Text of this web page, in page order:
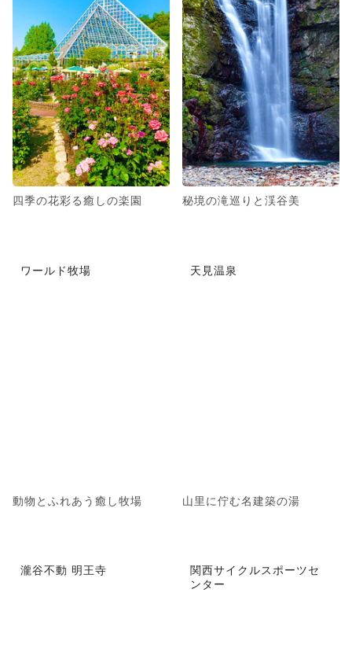
四季の花彩る癒しの楽園 秘境の滝巡りと渓谷美
ワールド牧場
動物とふれあう癒し牧場
天見温泉
山里に佇む名建築の湯
瀧谷不動 明王寺
関西サイクルスポーツセ
ンター